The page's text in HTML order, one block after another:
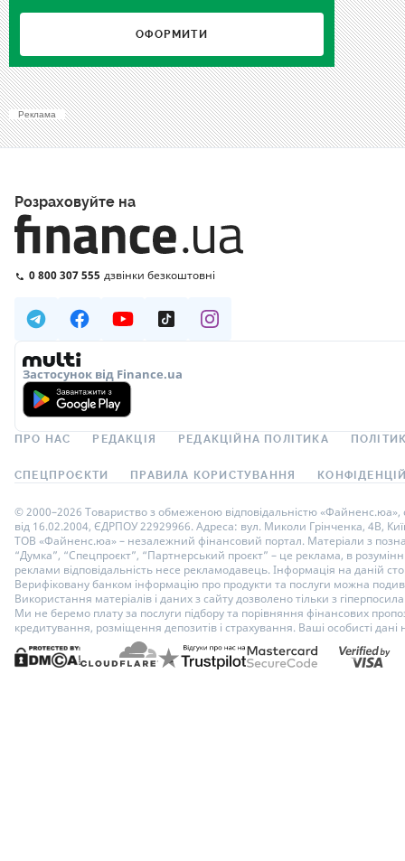
ОФОРМИТИ
Реклама
Розраховуйте на
0 800 307 555 дзвінки безкоштовні
Застосунок від Finance.ua
ПРО НАС РЕДАКЦІЯ РЕДАКЦІЙНА ПОЛІТИКА
СПЕЦПРОЄКТИ ПРАВИЛА КОРИСТУВАННЯ
© 2000–2026 Товариство з обмеженою відповідальністю «Файненс.юа»,
від 16.02.2004, ЄДРПОУ 22929966. Адреса: вул. Миколи Грінченка, 4В,
ТОВ «Файненс.юа» – незалежний фінансовий портал. Матеріали з
“Думка”, “Спецпроєкт”, “Партнерський проєкт” – це реклама, в
реклами відповідальність несе рекламодавець. Інформація на даній
Верифіковану банком інформацію про продукти та послуги можна
Використання матеріалів і даних з сайту дозволено тільки з
Ми не беремо плату за послуги підбору та порівняння фінансових
кредитування, розміщення депозитів і страхування. Ваші особисті